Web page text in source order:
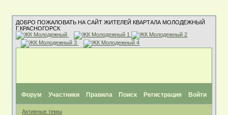
ДОБРО ПОЖАЛОВАТЬ НА САЙТ ЖИТЕЛЕЙ КВАРТАЛА МОЛОДЕЖНЫЙ
Г.КРАСНОГОРСК
Форум Участники Правила Поиск Регистрация Войти
Активные темы